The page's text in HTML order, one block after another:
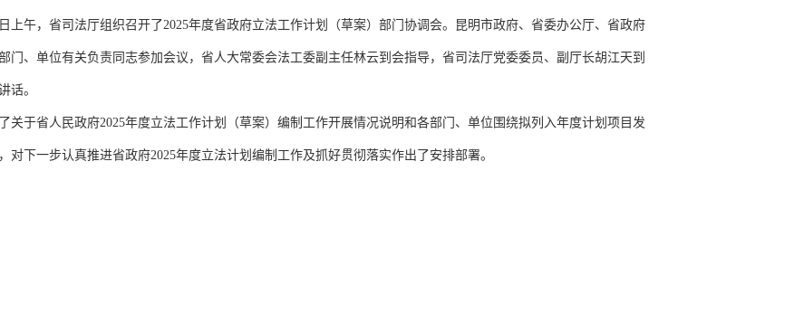
上午，省司法厅组织召开了2025年度省政府立法工作计划（草案）部门协调会。昆明市政府、省委办公厅、省政府
门、单位有关负责同志参加会议，省人大常委会法工委副主任林云到会指导，省司法厅党委委员、副厅长胡江天到
话。
关于省人民政府2025年度立法工作计划（草案）编制工作开展情况说明和各部门、单位围绕拟列入年度计划项目发
对下一步认真推进省政府2025年度立法计划编制工作及抓好贯彻落实作出了安排部署。